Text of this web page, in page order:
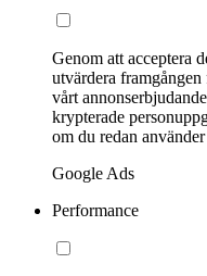
Genom att acceptera
utvärdera
vårt
krypterade
om du redan
Google Ads
Performance